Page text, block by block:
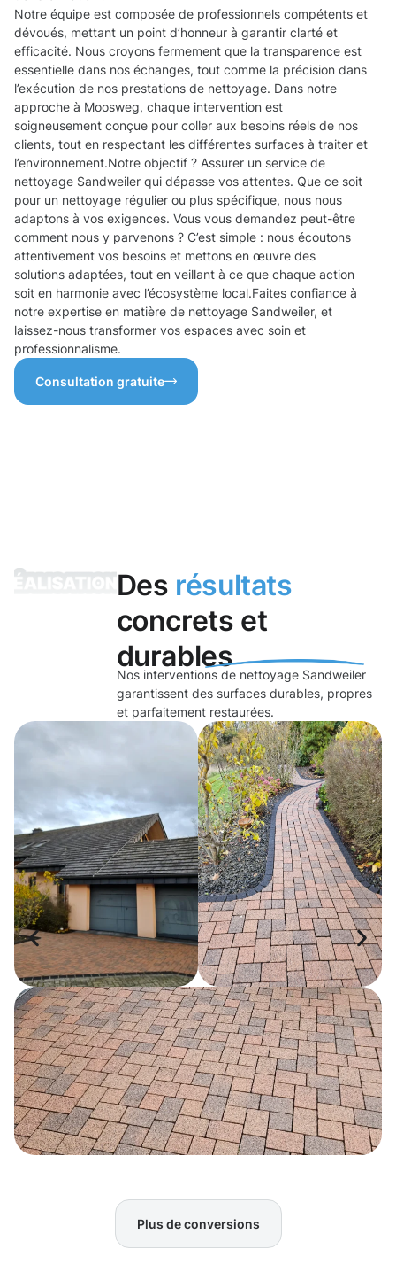
Notre équipe est composée de professionnels compétents et
dévoués, mettant un point d’honneur à garantir clarté et
efficacité. Nous croyons fermement que la transparence est
essentielle dans nos échanges, tout comme la précision dans
l’exécution de nos prestations de nettoyage. Dans notre
approche à Moosweg, chaque intervention est
soigneusement conçue pour coller aux besoins réels de nos
clients, tout en respectant les différentes surfaces à traiter et
l’environnement.Notre objectif ? Assurer un service de
nettoyage Sandweiler qui dépasse vos attentes. Que ce soit
pour un nettoyage régulier ou plus spécifique, nous nous
adaptons à vos exigences. Vous vous demandez peut-être
comment nous y parvenons ? C’est simple : nous écoutons
attentivement vos besoins et mettons en œuvre des
solutions adaptées, tout en veillant à ce que chaque action
soit en harmonie avec l’écosystème local.Faites confiance à
notre expertise en matière de nettoyage Sandweiler, et
laissez-nous transformer vos espaces avec soin et
professionnalisme.
Consultation gratuite
Des résultats
concrets et
durables
Nos interventions de nettoyage Sandweiler
garantissent des surfaces durables, propres
et parfaitement restaurées.
Plus de conversions